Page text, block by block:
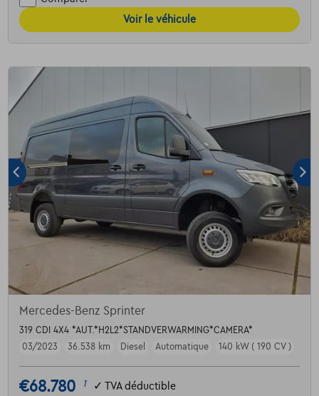
Voir le véhicule
Mercedes-Benz Sprinter
319 CDI 4X4 *AUT.*H2L2*STANDVERWARMING*CAMERA*
03/2023
36.538 km Diesel Automatique 140 kW ( 190 CV )
€68.780 1 ✓ TVA déductible